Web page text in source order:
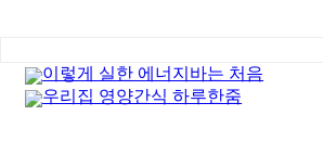
이렇게 실한 에너지바는 처음
우리집 영양간식 하루한줌